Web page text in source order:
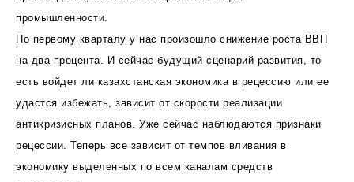
промышленности.
По первому кварталу у нас произошло снижение роста ВВП
на два процента. И сейчас будущий сценарий развития, то
есть войдет ли казахстанская экономика в рецессию или ее
удастся избежать, зависит от скорости реализации
антикризисных планов. Уже сейчас наблюдаются признаки
рецессии. Теперь все зависит от темпов вливания в
экономику выделенных по всем каналам средств